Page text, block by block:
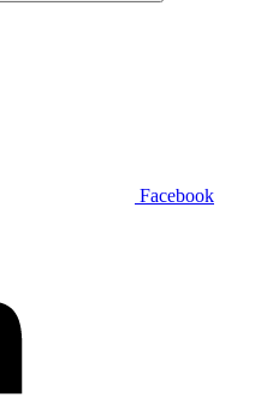
Facebook